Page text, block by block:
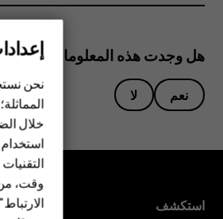
الهواتف الذكية
الهواتف المميزة
HMD DUB
هل وجدت هذه المعلومات مفيدة؟
نعم لا
استكشف
نحن
خلال
وقت،